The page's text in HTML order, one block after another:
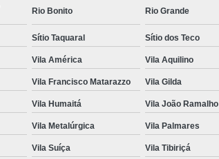
Rio Bonito Rio Grande
Sítio Taquaral Sítio dos Teco
Vila América Vila Aquilino
Vila Francisco Matarazzo Vila Gilda
Vila Humaitá Vila João Ramalho
Vila Metalúrgica Vila Palmares
Vila Suíça Vila Tibiriçá